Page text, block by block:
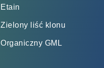
Etain
Zielony liść klonu
Organiczny GML